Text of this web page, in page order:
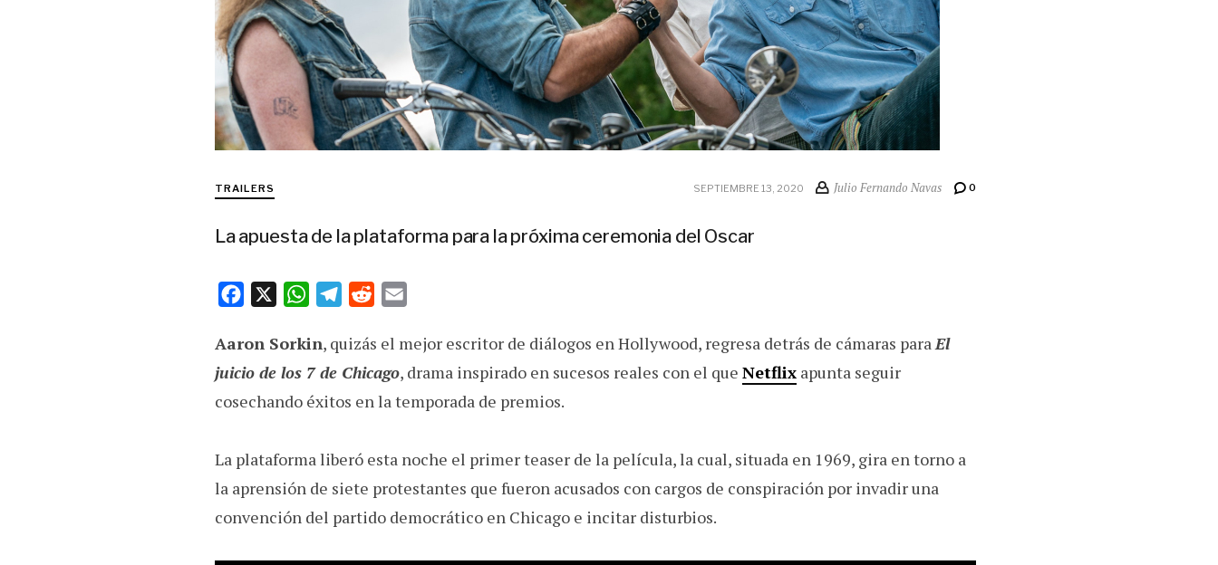
TRAILERS SEPTIEMBRE 13, 2020 Julio Fernando Navas 0
La apuesta de la plataforma para la próxima ceremonia del Oscar
c
e
b
k
W
a
t
s
p
l
e
g
m
d
d
a
i
l
Aaron Sorkin, quizás el mejor escritor de diálogos en Hollywood, regresa detrás de cámaras paraEl
juicio de los 7 de Chicago, drama inspirado en sucesos reales con el que Netflix apunta seguir
cosechando éxitos en la temporada de premios.
La plataforma liberó esta noche el primer teaser de la película, la cual, situada en 1969, gira en torno a
la aprensión de siete protestantes que fueron acusados con cargos de conspiración por invadir una
convención del partido democrático en Chicago e incitar disturbios.